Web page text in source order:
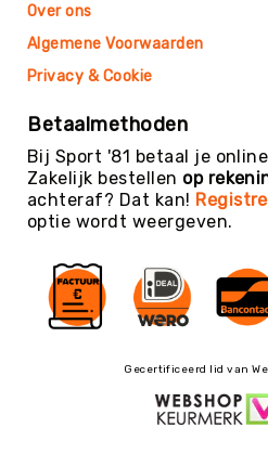
Trefbal
Trendsporten
/
Gymnastiek
Vechtsport
&
Zelfverdediging
Volleybal
Waterpolo
&
Meditatie
Yogamatten
Over ons
Algemene Voorwaarden
Privacy & Cookie
Betaalmethoden
Bij Sport '81 betaal je
Zakelijk bestellen op
achteraf? Dat kan!
optie wordt weergeven.
Gecertificeerd lid van